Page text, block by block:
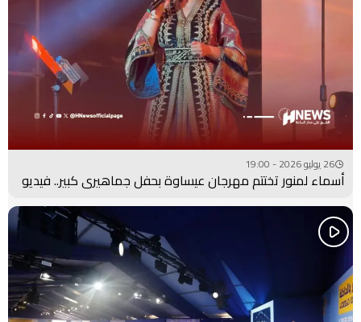
26 يوليو 2026 - 19:00
أسماء لمنور تختتم مهرجان عيساوة بحفل جماهيري كبير.. فيديو